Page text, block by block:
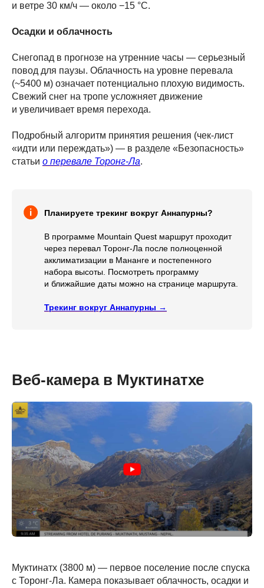
и ветре 30 км/ч — около −15 °C.
Осадки и облачность
Снегопад в прогнозе на утренние часы — серьезный
повод для паузы. Облачность на уровне перевала
(~5400 м) означает потенциально плохую видимость.
Свежий снег на тропе усложняет движение
и увеличивает время перехода.
Подробный алгоритм принятия решения (чек-лист
«идти или переждать») — в разделе «Безопасность»
статьи о перевале Торонг-Ла.
Планируете трекинг вокруг Аннапурны?
В программе Mountain Quest маршрут проходит
через перевал Торонг-Ла после полноценной
акклиматизации в Мананге и постепенного
набора высоты. Посмотреть программу
и ближайшие даты можно на странице маршрута.
Трекинг вокруг Аннапурны →
Веб-камера в Муктинатхе
Муктинатх (3800 м) — первое поселение после спуска
с Торонг-Ла. Камера показывает облачность, осадки и